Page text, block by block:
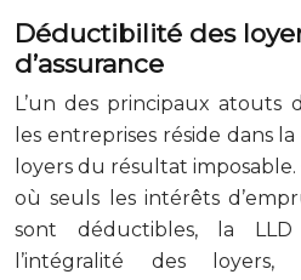
Déductibilité des
d’assurance
L’un des principaux atouts
les entreprises réside dans
loyers du résultat
où seuls les intérêts
sont déductibles, la
l’intégralité des